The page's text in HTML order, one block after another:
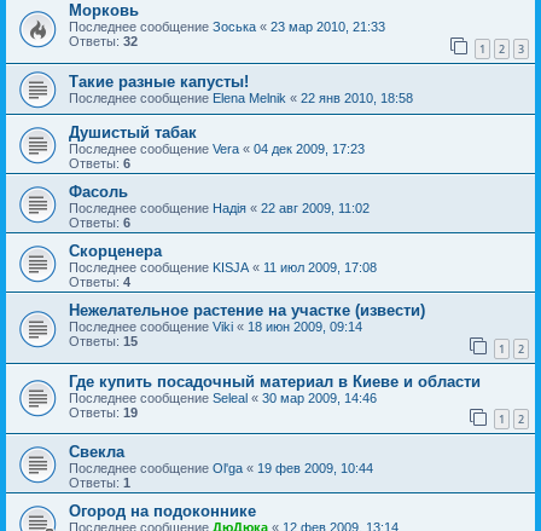
Морковь
Последнее сообщение Зоська « 23 мар 2010, 21:33
Ответы: 32 1 2 3
Такие разные капусты!
Последнее сообщение Elena Melnik « 22 янв 2010, 18:58
Душистый табак
Последнее сообщение Vera « 04 дек 2009, 17:23
Ответы: 6
Фасоль
Последнее сообщение Надія « 22 авг 2009, 11:02
Ответы: 6
Скорценера
Последнее сообщение KISJA « 11 июл 2009, 17:08
Ответы: 4
Нежелательное растение на участке (извести)
Последнее сообщение Viki « 18 июн 2009, 09:14
Ответы: 15 1 2
Где купить посадочный материал в Киеве и области
Последнее сообщение Seleal « 30 мар 2009, 14:46
Ответы: 19 1 2
Свекла
Последнее сообщение Ol'ga « 19 фев 2009, 10:44
Ответы: 1
Огород на подоконнике
Последнее сообщение ДюДюка « 12 фев 2009, 13:14